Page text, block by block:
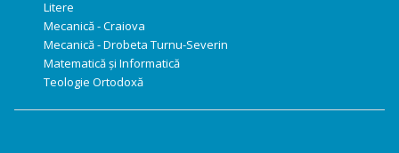
Litere
Mecanică - Craiova
Mecanică - Drobeta Turnu-Severin
Matematică și Informatică
Teologie Ortodoxă